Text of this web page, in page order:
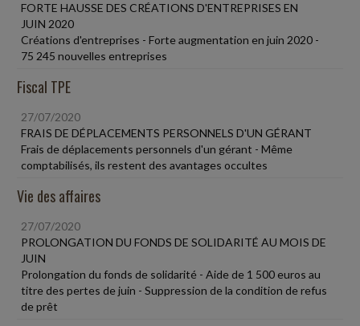
FORTE HAUSSE DES CRÉATIONS D'ENTREPRISES EN
JUIN 2020
Créations d'entreprises - Forte augmentation en juin 2020 -
75 245 nouvelles entreprises
Fiscal TPE
27/07/2020
FRAIS DE DÉPLACEMENTS PERSONNELS D'UN GÉRANT
Frais de déplacements personnels d'un gérant - Même
comptabilisés, ils restent des avantages occultes
Vie des affaires
27/07/2020
PROLONGATION DU FONDS DE SOLIDARITÉ AU MOIS DE
JUIN
Prolongation du fonds de solidarité - Aide de 1 500 euros au
titre des pertes de juin - Suppression de la condition de refus
de prêt